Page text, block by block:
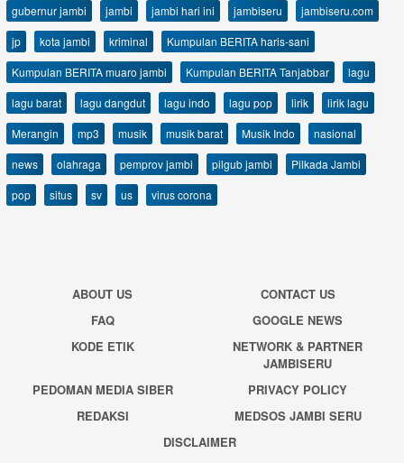
gubernur jambi
jambi jambi hari ini jambiseru
jambiseru.com
jp
kota jambi kriminal
Kumpulan BERITA haris-sani
Kumpulan BERITA muaro jambi
Kumpulan BERITA Tanjabbar
lagu
lagu barat
lagu dangdut lagu indo lagu pop lirik
lirik lagu
Merangin
mp3 musik musik barat Musik Indo
nasional
news
olahraga pemprov jambi pilgub jambi
Pilkada Jambi
pop
situs sv us virus corona
ABOUT US
CONTACT US
FAQ
GOOGLE NEWS
KODE ETIK
NETWORK & PARTNER
JAMBISERU
PEDOMAN MEDIA SIBER
PRIVACY POLICY
REDAKSI
MEDSOS JAMBI SERU
DISCLAIMER